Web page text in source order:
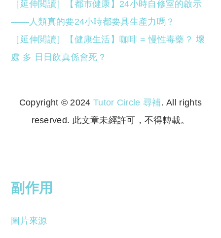
［延伸閲讀］【都市健康】24小時自修室的啟示
——人類真的要24小時都要具生產力嗎？
［延伸閲讀］【健康生活】咖啡 = 慢性毒藥？ 壞
處 多 日日飲真係會死？
Copyright © 2024 Tutor Circle 尋補. All rights
reserved. 此文章未經許可，不得轉載。
副作用
圖片來源